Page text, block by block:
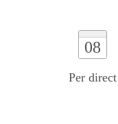
08
Per direct